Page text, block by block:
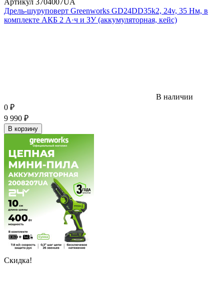
Дрель-шуруповерт Greenworks GD24DD35k2, 24v, 35 Нм, в
комплекте АКБ 2 А·ч и ЗУ (аккумуляторная, кейс)
В наличии
0 ₽
9 990 ₽
В корзину
Скидка!